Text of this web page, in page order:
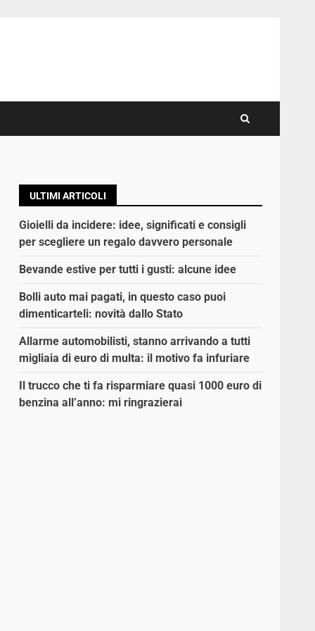
ULTIMI ARTICOLI
Gioielli da incidere: idee, significati e consigli
per scegliere un regalo davvero personale
Bevande estive per tutti i gusti: alcune idee
Bolli auto mai pagati, in questo caso puoi
dimenticarteli: novità dallo Stato
Allarme automobilisti, stanno arrivando a tutti
migliaia di euro di multa: il motivo fa infuriare
Il trucco che ti fa risparmiare quasi 1000 euro di
benzina all’anno: mi ringrazierai